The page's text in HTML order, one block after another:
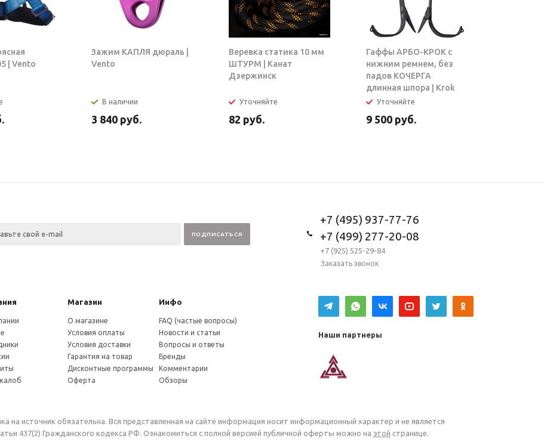
| Vento
Зажим КАПЛЯ дюраль |
Vento
В наличии
3 840 руб.
Веревка статика 10 мм
ШТУРМ | Канат
Дзержинск
Уточняйте
82 руб.
Гаффы АРБО-КРОК с
нижним ремнем, без
падов КОЧЕРГА
длинная шпора | Krok
Уточняйте
9 500 руб.
+7 (495) 937-77-76
+7 (499) 277-20-08
+7 (925) 525-29-84
Заказать звонок
Магазин Инфо
О магазине
Условия оплаты
Условия доставки
Гарантия на товар
Дисконтные программы
Оферта
FAQ (частые вопросы)
Новости и статьи
Вопросы и ответы
Бренды
Комментарии
Обзоры
Наши партнеры
на источник обязательна. Вся представленная на сайте информация носит информационный характер и не является
437(2) Гражданского кодекса РФ. Ознакомиться с полной версией публичной оферты можно на этой странице.